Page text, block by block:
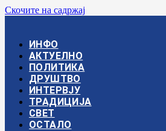
Скочите на садржај
ИНФО
АКТУЕЛНО
ПОЛИТИКА
ДРУШТВО
ИНТЕРВЈУ
ТРАДИЦИЈА
СВЕТ
ОСТАЛО